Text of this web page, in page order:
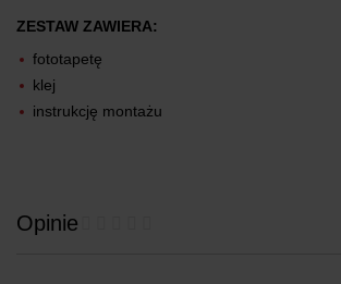
ZESTAW ZAWIERA:
fototapetę
klej
instrukcję montażu
Opinie